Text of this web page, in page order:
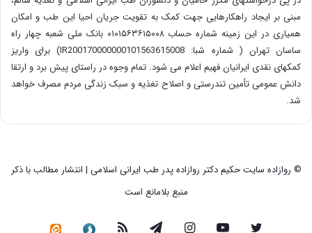
مبنی بر ایجاد راهکارهایی جهت کمک به تقویت جریان احیا این طب و امکان
همیاری در این زمینه شماره حساب ۰۱۰۱۵۶۳۶۱۵۰۰۸ بانک ملی شعبه چهار راه
ساسان تهران ( شماره شبا: IR200170000000101563615008) برای واریز
کمکهای نقدی ایرانیان فهیم اعلام می شود. تمام وجوه در راستای پیش برد و ارتقا
دانش عمومی تأمین تندرستی و اصلاح تغذیه و سبک زندگی مردم مصرف خواهد
شد.
© روازاده سایت حکیم دکتر روازاده پدر طب ایرانی اسلامی | انتشار مطالب با ذکر
منبع بلامانع است
توییتر یوتیوب اینستاگرامتلگرام خوراک